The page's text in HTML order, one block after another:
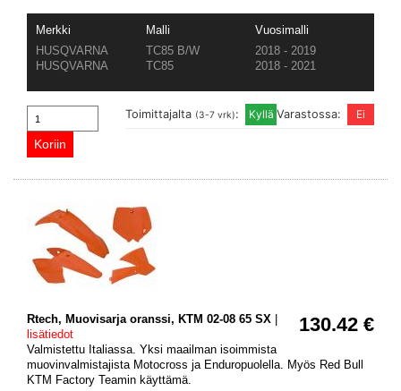
Merkki Malli
Vuosimalli
HUSQVARNA
TC85 B/W
2018 - 2019
HUSQVARNA
TC85 2018 - 2021
Varastossa:
Toimittajalta (3-7 vrk):
130.42 €
Rtech, Muovisarja oranssi, KTM 02-08 65 SX
lisätiedot
Valmistettu Italiassa. Yksi maailman isoimmista
muovinvalmistajista Motocross ja Enduropuolella. Myös Red Bull
KTM Factory Teamin käyttämä.